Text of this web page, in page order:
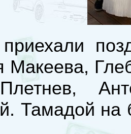
Макеева,
Тамадой на